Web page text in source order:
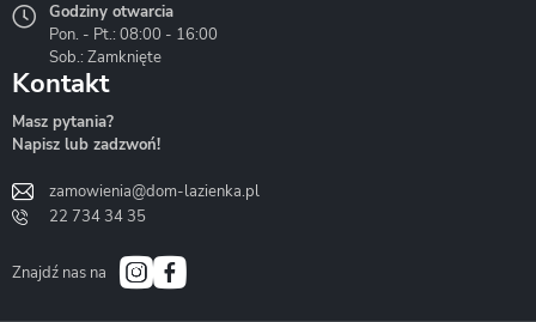
Liveno
Bath&Spa
Godziny otwarcia
Pon. - Pt.: 08:00 - 16:00
Sob.: Zamknięte
Kontakt
Masz pytania?
Napisz lub zadzwoń!
zamowienia@dom-lazienka.pl
22 734 34 35
Znajdź nas na